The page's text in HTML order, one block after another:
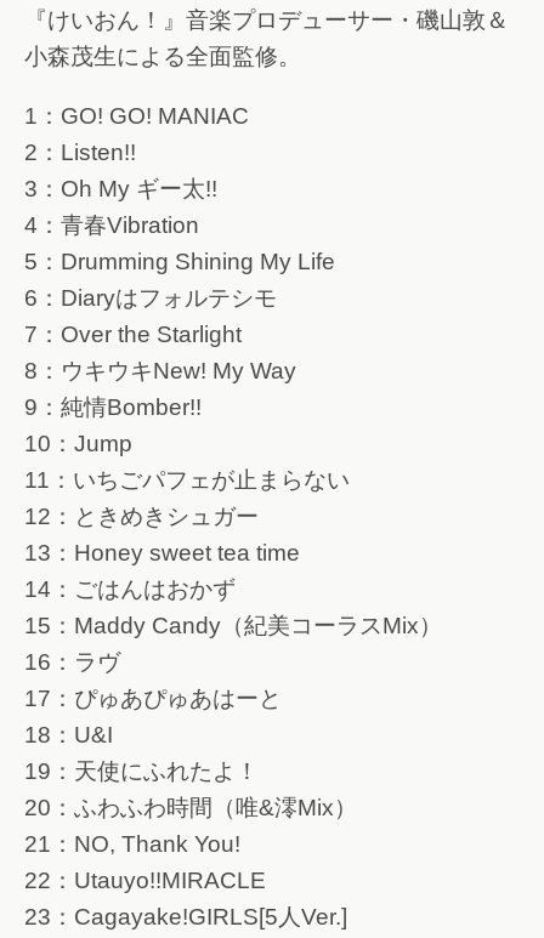
『けいおん！』音楽プロデューサー・磯山敦＆
小森茂生による全面監修。
1：GO! GO! MANIAC
2：Listen!!
3：Oh My ギー太!!
4：青春Vibration
5：Drumming Shining My Life
6：Diaryはフォルテシモ
7：Over the Starlight
8：ウキウキNew! My Way
9：純情Bomber!!
10：Jump
11：いちごパフェが止まらない
12：ときめきシュガー
13：Honey sweet tea time
14：ごはんはおかず
15：Maddy Candy（紀美コーラスMix）
16：ラヴ
17：ぴゅあぴゅあはーと
18：U&I
19：天使にふれたよ！
20：ふわふわ時間（唯&澪Mix）
21：NO, Thank You!
22：Utauyo!!MIRACLE
23：Cagayake!GIRLS[5人Ver.]